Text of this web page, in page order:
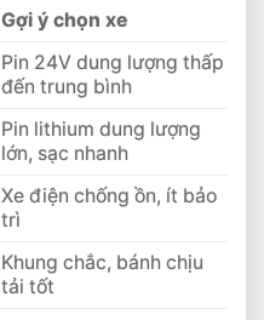
Gợi ý chọn xe
Pin 24V dung lượng thấp
đến trung bình
Pin lithium dung lượng
lớn, sạc nhanh
Xe điện chống ồn, ít bảo
trì
Khung chắc, bánh chịu
tải tốt